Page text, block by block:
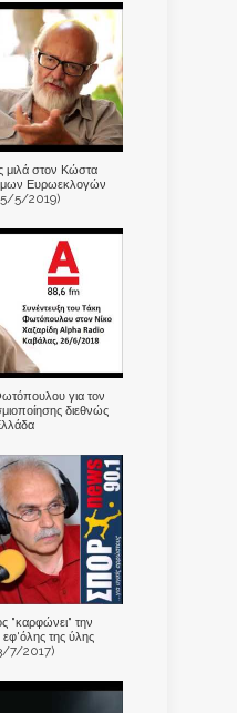
στον Κώστα
Ευρωεκλογών
(5/5/2019)
για τον
διεθνώς
"καρφώνει" την
της ύλης
7/2017)